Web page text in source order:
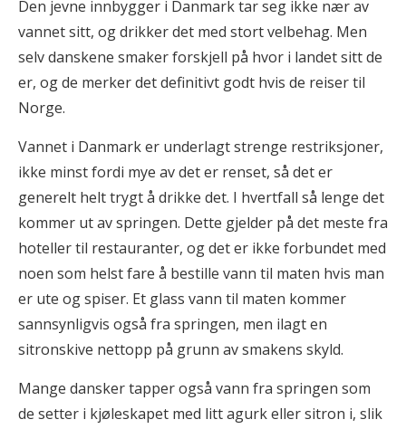
Den jevne innbygger i Danmark tar seg ikke nær av
vannet sitt, og drikker det med stort velbehag. Men
selv danskene smaker forskjell på hvor i landet sitt de
er, og de merker det definitivt godt hvis de reiser til
Norge.
Vannet i Danmark er underlagt strenge restriksjoner,
ikke minst fordi mye av det er renset, så det er
generelt helt trygt å drikke det. I hvertfall så lenge det
kommer ut av springen. Dette gjelder på det meste fra
hoteller til restauranter, og det er ikke forbundet med
noen som helst fare å bestille vann til maten hvis man
er ute og spiser. Et glass vann til maten kommer
sannsynligvis også fra springen, men ilagt en
sitronskive nettopp på grunn av smakens skyld.
Mange dansker tapper også vann fra springen som
de setter i kjøleskapet med litt agurk eller sitron i, slik